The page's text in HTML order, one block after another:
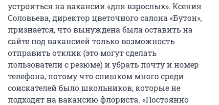
устроиться на вакансии «для взрослых». Ксения
Соловьева, директор цветочного салона «Бутон»,
признается, что вынуждена была оставить на
сайте под вакансией только возможность
отправить отклик (это могут сделать
пользователи с резюме) и убрать почту и номер
телефона, потому что слишком много среди
соискателей было школьников, которые не
подходят на вакансию флориста. «Постоянно